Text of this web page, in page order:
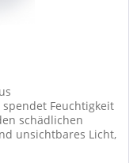
Feuchtigkeit
schädlichen
unsichtbares Licht,